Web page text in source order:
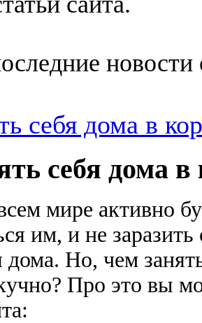
новости
себя дома в
себя дома
мире активно
им, и не
дома. Но, чем
Про это вы